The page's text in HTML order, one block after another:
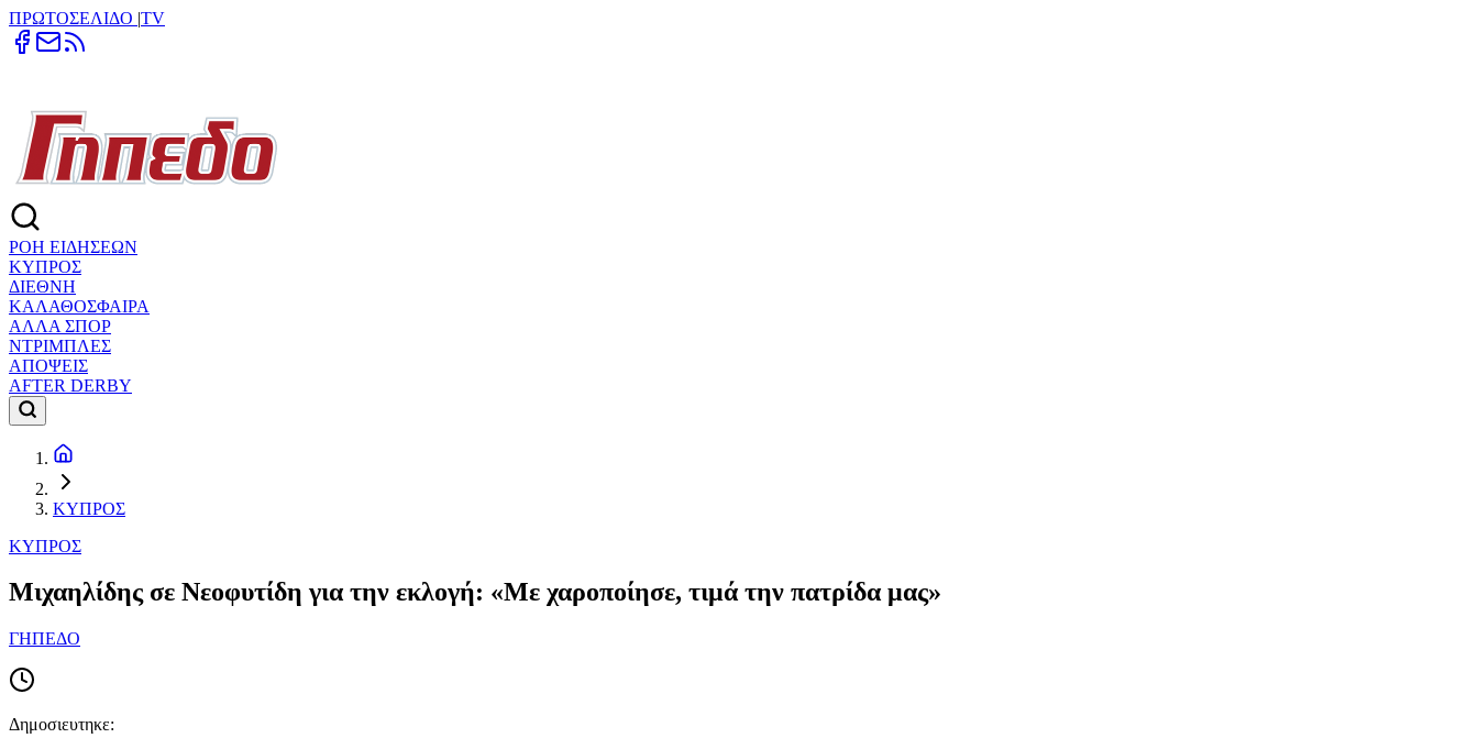
ΠΡΩΤΟΣΕΛΙΔΟ |TV
ΡΟΗ ΕΙΔΗΣΕΩΝ
ΚΥΠΡΟΣ
ΔΙΕΘΝΗ
ΚΑΛΑΘΟΣΦΑΙΡΑ
ΑΛΛΑ ΣΠΟΡ
ΝΤΡΙΜΠΛΕΣ
ΑΠΟΨΕΙΣ
AFTER DERBY
ΚΥΠΡΟΣ
ΚΥΠΡΟΣ
Μιχαηλίδης σε Νεοφυτίδη για την εκλογή: «Με χαροποίησε, τιμά την πατρίδα μας»
ΓΗΠΕΔΟ
Δημοσιευτηκε: